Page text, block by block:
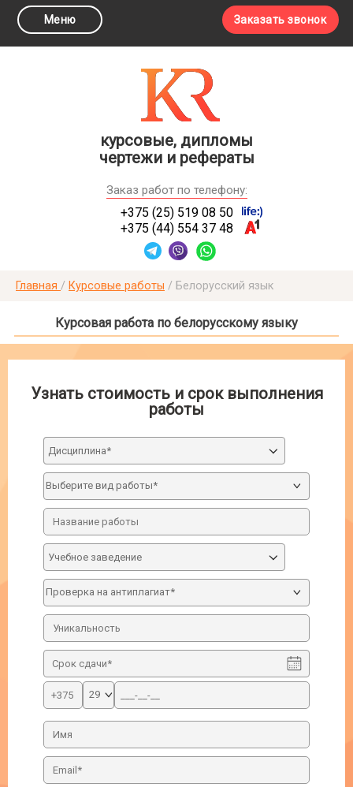
Меню Заказать звонок
курсовые, дипломы
чертежи и рефераты
Заказ работ по телефону:
+375 (25) 519 08 50
+375 (44) 554 37 48
Главная / Курсовые работы / Белорусский язык
Курсовая работа по белорусскому языку
Узнать стоимость и срок выполнения
работы
Дисциплина*
Учебное заведение